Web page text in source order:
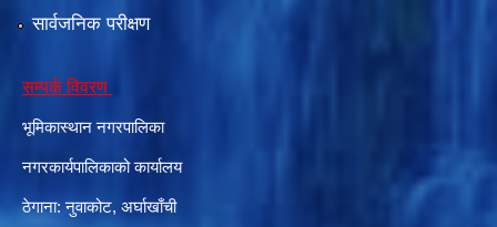
सार्वजनिक परीक्षण
सम्पर्क विवरण
भूमिकास्थान नगरपालिका
नगरकार्यपालिकाको कार्यालय
ठेगाना: नुवाकोट, अर्घाखाँची